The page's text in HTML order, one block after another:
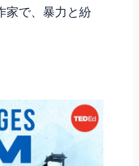
家で、暴力と紛